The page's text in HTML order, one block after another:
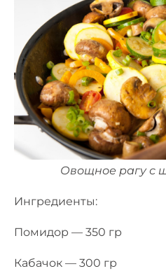
Овощное рагу с
Ингредиенты:
Помидор — 350 гр
Кабачок — 300 гр